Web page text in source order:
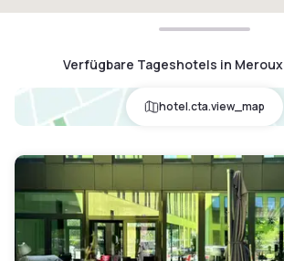
Verfügbare Tageshotels in
hotel.cta.view_map